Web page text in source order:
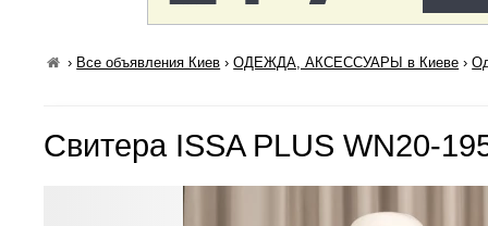
› Все объявления Киев ›ОДЕЖДА, АКСЕССУАРЫ в Киеве ›
Свитера ISSA PLUS WN20-